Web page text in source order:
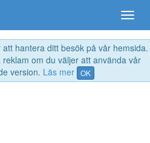
hantera ditt besök på vår hemsida.
om du väljer att använda vår
version. Läs mer OK